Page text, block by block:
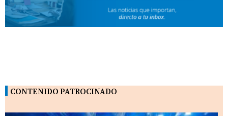
CONTENIDO PATROCINADO